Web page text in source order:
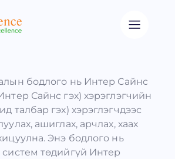
бодлого нь Интер Сайнс
Сайнс гэх) хэрэглэгчийн
талбар гэх) хэрэглэгчдээс
ашиглах, арчлах, хаах
Энэ бодлого нь
систем төдийгүй Интер